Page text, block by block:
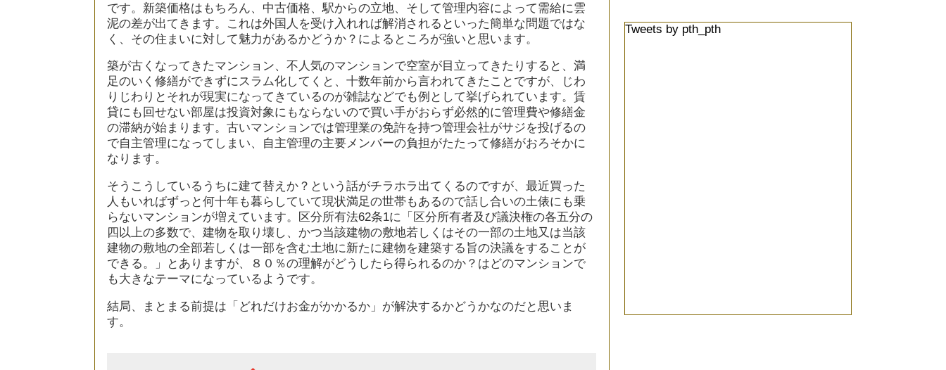
です。新築価格はもちろん、中古価格、駅からの立地、そして管理内容によって需給に雲
泥の差が出てきます。これは外国人を受け入れれば解消されるといった簡単な問題ではな
く、その住まいに対して魅力があるかどうか？によるところが強いと思います。
築が古くなってきたマンション、不人気のマンションで空室が目立ってきたりすると、満
足のいく修繕ができずにスラム化してくと、十数年前から言われてきたことですが、じわ
りじわりとそれが現実になってきているのが雑誌などでも例として挙げられています。賃
貸にも回せない部屋は投資対象にもならないので買い手がおらず必然的に管理費や修繕金
の滞納が始まります。古いマンションでは管理業の免許を持つ管理会社がサジを投げるの
で自主管理になってしまい、自主管理の主要メンバーの負担がたたって修繕がおろそかに
なります。
そうこうしているうちに建て替えか？という話がチラホラ出てくるのですが、最近買った
人もいればずっと何十年も暮らしていて現状満足の世帯もあるので話し合いの土俵にも乗
らないマンションが増えています。区分所有法62条1に「区分所有者及び議決権の各五分の
四以上の多数で、建物を取り壊し、かつ当該建物の敷地若しくはその一部の土地又は当該
建物の敷地の全部若しくは一部を含む土地に新たに建物を建築する旨の決議をすることが
できる。」とありますが、８０％の理解がどうしたら得られるのか？はどのマンションで
も大きなテーマになっているようです。
結局、まとまる前提は「どれだけお金がかかるか」が解決するかどうかなのだと思いま
す。
Tweets by pth_pth